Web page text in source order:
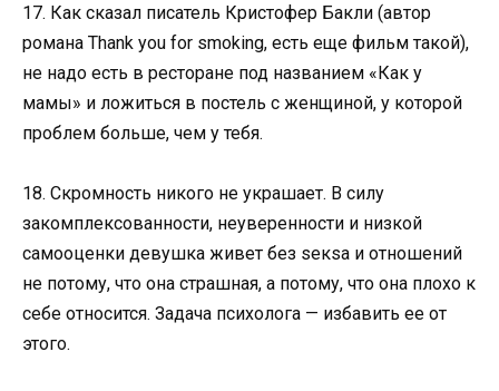
17. Как сказал писатель Кристофер Бакли (автор
романа Thank you for smoking, есть еще фильм такой),
не надо есть в ресторане под названием «Как у
мамы» и ложиться в постель с женщиной, у которой
проблем больше, чем у тебя.
18. Скромность никого не украшает. В силу
закомплексованности, неуверенности и низкой
самооценки девушка живет без sекsа и отношений
не потому, что она страшная, а потому, что она плохо к
себе относится. Задача психолога — избавить ее от
этого.